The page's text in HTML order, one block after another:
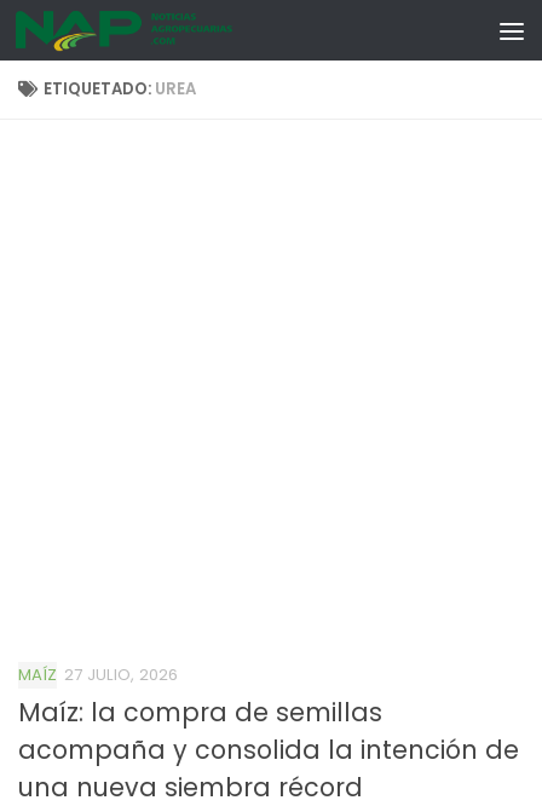
Skip to content
ETIQUETADO: UREA
MAÍZ 27 JULIO, 2026
Maíz: la compra de semillas
acompaña y consolida la intención de
una nueva siembra récord